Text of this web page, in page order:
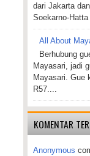
dari Jakarta
Soekarno-Hatta
All About
Berhubung
Mayasari, jadi
Mayasari. Gue
R57....
KOMENTAR
Anonymous